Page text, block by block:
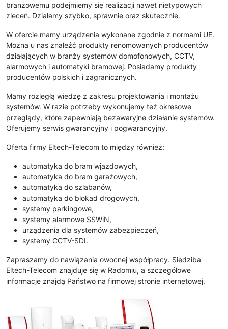
branżowemu podejmiemy się realizacji nawet nietypowych
zleceń. Działamy szybko, sprawnie oraz skutecznie.
W ofercie mamy urządzenia wykonane zgodnie z normami UE.
Można u nas znaleźć produkty renomowanych producentów
działających w branży systemów domofonowych, CCTV,
alarmowych i automatyki bramowej. Posiadamy produkty
producentów polskich i zagranicznych.
Mamy rozległą wiedzę z zakresu projektowania i montażu
systemów. W razie potrzeby wykonujemy też okresowe
przeglądy, które zapewniają bezawaryjne działanie systemów.
Oferujemy serwis gwarancyjny i pogwarancyjny.
Oferta firmy Eltech-Telecom to między również:
automatyka do bram wjazdowych,
automatyka do bram garażowych,
automatyka do szlabanów,
automatyka do blokad drogowych,
systemy parkingowe,
systemy alarmowe SSWiN,
urządzenia dla systemów zabezpieczeń,
systemy CCTV-SDI.
Zapraszamy do nawiązania owocnej współpracy. Siedziba
Eltech-Telecom znajduje się w Radomiu, a szczegółowe
informacje znajdą Państwo na firmowej stronie internetowej.